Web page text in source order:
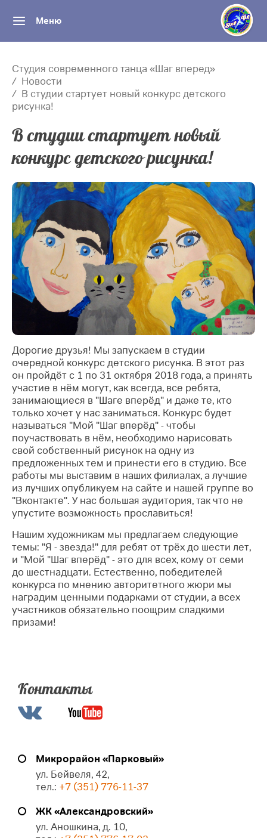
Меню
Студия современного танца «Шаг вперед»
Новости
В студии стартует новый конкурс детского
рисунка!
В студии стартует новый
конкурс детского рисунка!
Дорогие друзья! Мы запускаем в студии
очередной конкурс детского рисунка. В этот раз
он пройдёт с 1 по 31 октября 2018 года, а принять
участие в нём могут, как всегда, все ребята,
занимающиеся в "Шаге вперёд" и даже те, кто
только хочет у нас заниматься. Конкурс будет
называться "Мой "Шаг вперёд" - чтобы
поучаствовать в нём, необходимо нарисовать
свой собственный рисунок на одну из
предложенных тем и принести его в студию. Все
работы мы выставим в наших филиалах, а лучшие
из лучших опубликуем на сайте и нашей группе во
"Вконтакте". У нас большая аудитория, так что не
упустите возможность прославиться!
Нашим художникам мы предлагаем следующие
темы: "Я - звезда!" для ребят от трёх до шести лет,
и "Мой "Шаг вперёд" - это для всех, кому от семи
до шестнадцати. Естественно, победителей
конкурса по мнению авторитетного жюри мы
наградим ценными подарками от студии, а всех
участников обязательно поощрим сладкими
призами!
Контакты
Микрорайон «Парковый»
ул. Бейвеля, 42,
тел.: +7 (351) 776-11-37
ЖК «Александровский»
ул. Аношкина, д. 10,